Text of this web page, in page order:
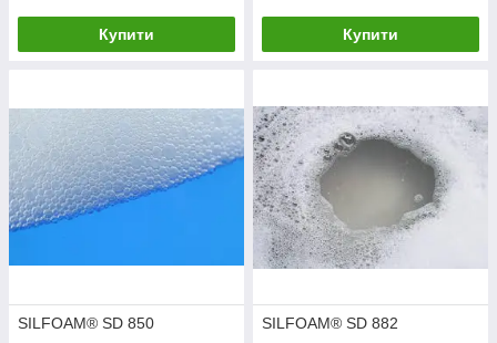
Купити Купити
SILFOAM® SD 850
SILFOAM® SD 882